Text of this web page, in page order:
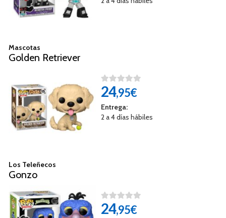
Mascotas
Golden Retriever
24,95€
Entrega:
2 a 4 días hábiles
Los Teleñecos
Gonzo
24,95€